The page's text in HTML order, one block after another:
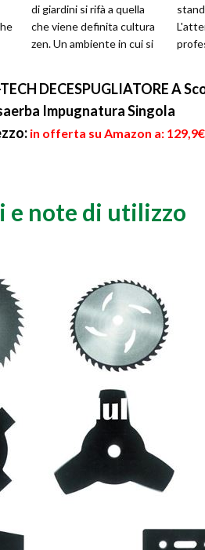
di giardini si rifà a quella
che viene definita cultura
zen. Un ambiente in cui si
DECESPUGLIATORE A
Impugnatura Singola
in offerta su Amazon a: 129,9€
e note di utilizzo